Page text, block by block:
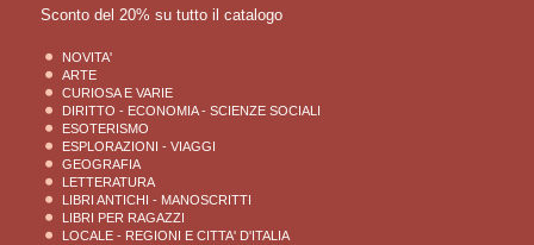
Sconto del 20% su tutto il catalogo
NOVITA'
ARTE
CURIOSA E VARIE
DIRITTO - ECONOMIA - SCIENZE SOCIALI
ESOTERISMO
ESPLORAZIONI - VIAGGI
GEOGRAFIA
LETTERATURA
LIBRI ANTICHI - MANOSCRITTI
LIBRI PER RAGAZZI
LOCALE - REGIONI E CITTA' D'ITALIA